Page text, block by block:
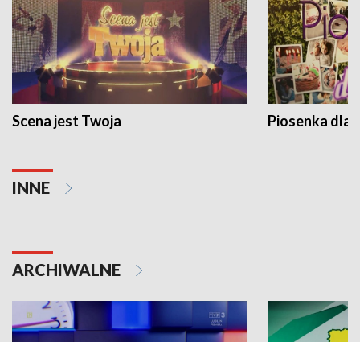
Scena jest Twoja Piosenka dla
INNE
ARCHIWALNE